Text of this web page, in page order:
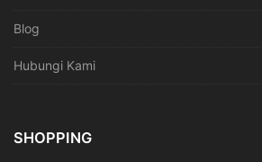
Blog
Hubungi Kami
SHOPPING